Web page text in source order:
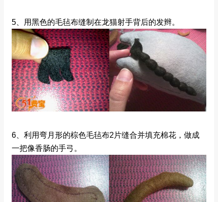
5、用黑色的毛毡布缝制在龙猫射手背后的发辫。
6、利用弯月形的棕色毛毡布2片缝合并填充棉花，做成
一把像香肠的手弓。